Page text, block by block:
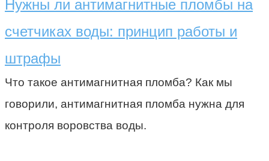
Нужны ли антимагнитные пломбы на
счетчиках воды: принцип работы и
штрафы
Что такое антимагнитная пломба? Как мы
говорили, антимагнитная пломба нужна для
контроля воровства воды.